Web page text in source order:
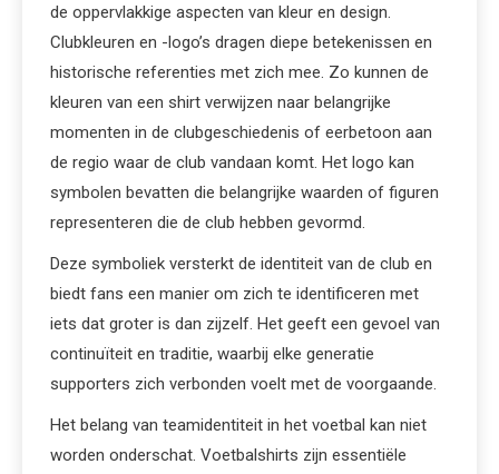
de oppervlakkige aspecten van kleur en design.
Clubkleuren en -logo’s dragen diepe betekenissen en
historische referenties met zich mee. Zo kunnen de
kleuren van een shirt verwijzen naar belangrijke
momenten in de clubgeschiedenis of eerbetoon aan
de regio waar de club vandaan komt. Het logo kan
symbolen bevatten die belangrijke waarden of figuren
representeren die de club hebben gevormd.
Deze symboliek versterkt de identiteit van de club en
biedt fans een manier om zich te identificeren met
iets dat groter is dan zijzelf. Het geeft een gevoel van
continuïteit en traditie, waarbij elke generatie
supporters zich verbonden voelt met de voorgaande.
Het belang van teamidentiteit in het voetbal kan niet
worden onderschat. Voetbalshirts zijn essentiële